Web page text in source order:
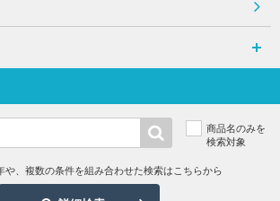
商品名のみを
検索対象
や、複数の条件を組み合わせた検索はこちらから